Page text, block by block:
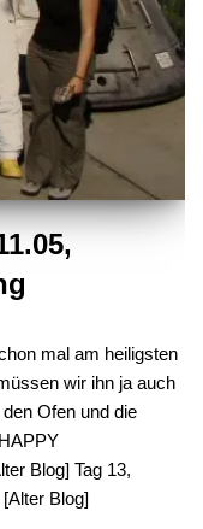
mal am heiligsten
wir ihn ja auch
Ofen und die
Blog] Tag 13,
Blog]